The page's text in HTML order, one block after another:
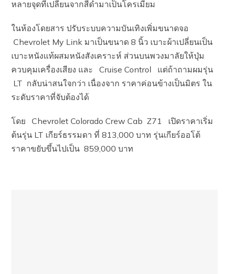
หลายจุดที่เปลี่ยนจากสีดำมาเป็นโครเมี่ยม
ในห้องโดยสาร ปรับระบบความบันเทิงเพิ่มขนาดจอ
Chevrolet My Link มาเป็นขนาด 8 นิ้ว เบาะผ้าเปลี่ยนเป็น
เบาะหนังแท้ผสมหนังสังเคราะห์ ส่วนบนพวงมาลัยให้ปุ่ม
ควบคุมเครื่องเสียง และ Cruise Control แต่ถ้าถามผมรุ่น
LT กลับน่าสนใจกว่า เนื่องจาก ราคาค่อนข้างเป็นมิตร ใน
ระดับราคาที่จับต้องได้
โดย Chevrolet Colorado Crew Cab Z71 เปิดราคาเริ่ม
ต้นรุ่น LT เกียร์ธรรมดา ที่ 813,000 บาท รุ่นเกียร์ออโต้
ราคาขยับขึ้นไปเป็น 859,000 บาท